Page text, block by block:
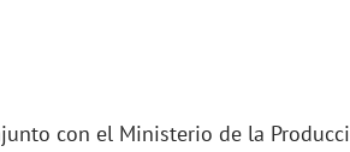
con el Ministerio de la